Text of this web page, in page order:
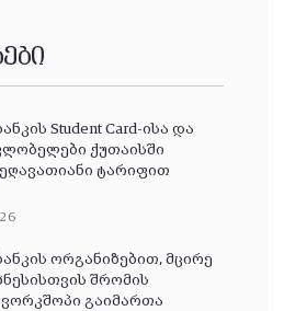
Student Card-ისა და
ქუთაისში
ტარიფით
ორგანიზებით, მცირე
შრომის
გაიმართა